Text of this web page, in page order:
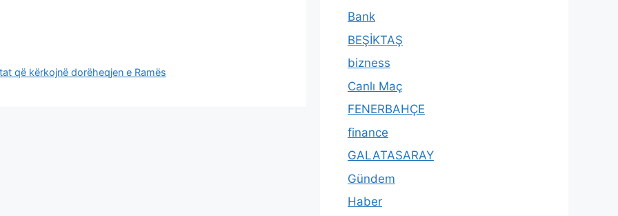
që kërkojnë dorëheqjen e Ramës
Bank
BEŞİKTAŞ
bizness
Canlı Maç
FENERBAHÇE
finance
GALATASARAY
Gündem
Haber